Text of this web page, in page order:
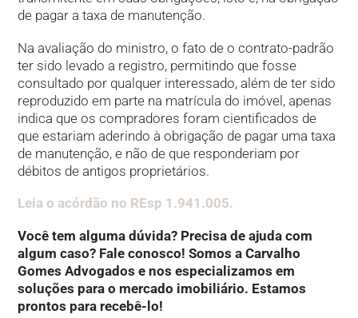
de pagar a taxa de manutenção.
Na avaliação do ministro, o fato de o contrato-padrão
ter sido levado a registro, permitindo que fosse
consultado por qualquer interessado, além de ter sido
reproduzido em parte na matrícula do imóvel, apenas
indica que os compradores foram cientificados de
que estariam aderindo à obrigação de pagar uma taxa
de manutenção, e não de que responderiam por
débitos de antigos proprietários.
Leia o acórdão no REsp 1.941.005.
Você tem alguma dúvida? Precisa de ajuda com
algum caso? Fale conosco! Somos a Carvalho
Gomes Advogados e nos especializamos em
soluções para o mercado imobiliário. Estamos
prontos para recebê-lo!